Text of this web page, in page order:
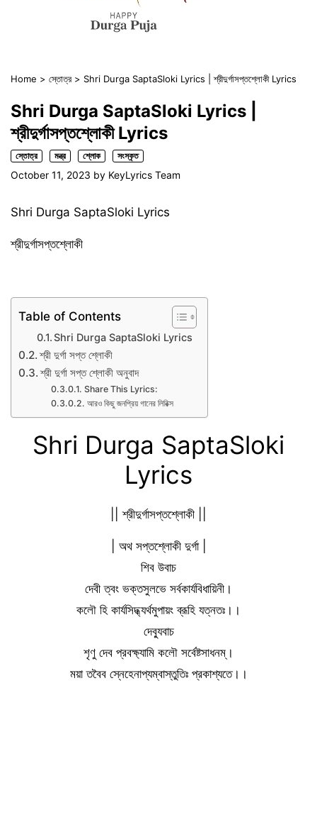
Home > স্তোত্র > Shri Durga SaptaSloki Lyrics | শ্রীদুর্গাসপ্তশ্লোকী Lyrics
Shri Durga SaptaSloki Lyrics |
শ্রীদুর্গাসপ্তশ্লোকী Lyrics
স্তোত্র মন্ত্র শ্লোক সংস্কৃত
October 11, 2023 by KeyLyrics Team
Shri Durga SaptaSloki Lyrics
শ্রীদুর্গাসপ্তশ্লোকী
Table of Contents
Shri Durga SaptaSloki Lyrics
শ্রী দুর্গা সপ্ত শ্লোকী
শ্রী দুর্গা সপ্ত শ্লোকী অনুবাদ
Share This Lyrics:
আরও কিছু জনপ্রিয় গানের লিরিক্স
Shri Durga SaptaSloki
Lyrics
|| শ্রীদুর্গাসপ্তশ্লোকী ||
| অথ সপ্তশ্লোকী দুর্গা |
শিব উবাচ
দেবী ত্বং ভক্তসুলভে সর্বকার্যবিধায়িনী।
কলৌ হি কার্যসিদ্ধ্যর্থমুপায়ং ব্রূহি যত্নতঃ।।
দেব্যুবাচ
শৃণু দেব প্রবক্ষ্যামি কলৌ সর্বেষ্টসাধনম্।
ময়া তবৈব স্নেহেনাপ্যম্বাস্তুতিঃ প্রকাশ্যতে।।